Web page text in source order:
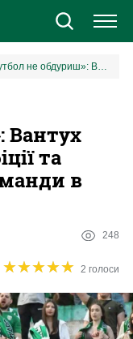
«Футбол не обдуриш»: Вантух розповів про свої амбіції та формування нової команди в Карпатах
Вантух
та
в
248
★★★★★
★★★★★ 2 голоси